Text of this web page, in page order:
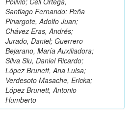
Santiago Fernando; Peña
Pinargote, Adolfo Juan;
Chávez Eras, Andrés;
Jurado, Daniel; Guerrero
Bejarano, María Auxiliadora;
Silva Siu, Daniel Ricardo;
López Brunett, Ana Luisa;
Verdesoto Masache, Ericka;
López Brunett, Antonio
Humberto